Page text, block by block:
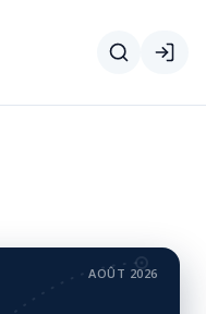
AOÛT 2026